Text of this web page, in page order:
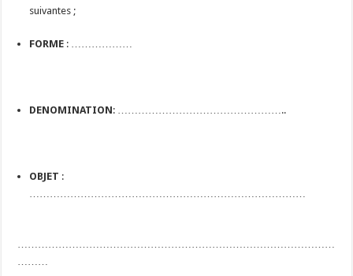
suivantes ;
FORME : ………………
DENOMINATION: …………………………………………..
OBJET :
………………………………………………………………………
…………………………………………………………………………………
………